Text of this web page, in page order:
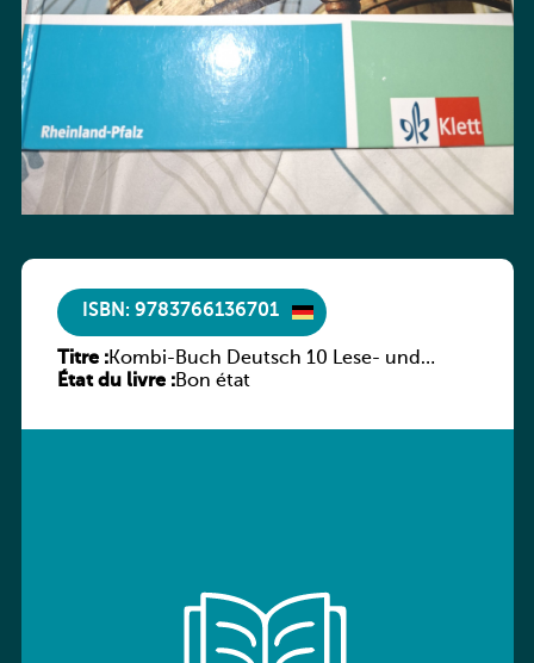
ISBN: 9783766136701
Titre :Kombi-Buch Deutsch 10 Lese- und
Sprachbuch
État du livre :Bon état